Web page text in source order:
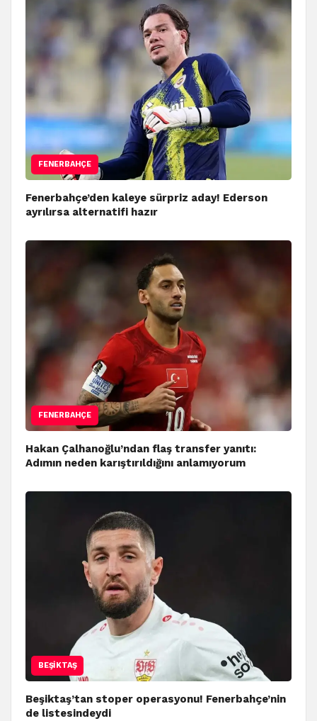
FENERBAHÇE
Fenerbahçe’den kaleye sürpriz aday! Ederson
ayrılırsa alternatifi hazır
FENERBAHÇE
Hakan Çalhanoğlu’ndan flaş transfer yanıtı:
Adımın neden karıştırıldığını anlamıyorum
BEŞIKTAŞ
Beşiktaş’tan stoper operasyonu! Fenerbahçe’nin
de listesindeydi